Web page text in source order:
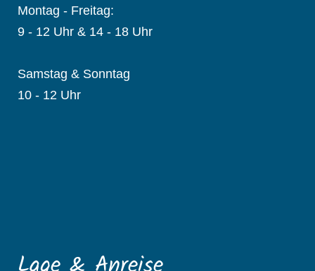
Montag - Freitag:
9 - 12 Uhr & 14 - 18 Uhr
Samstag & Sonntag
10 - 12 Uhr